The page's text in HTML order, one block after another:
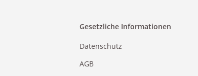
Gesetzliche Informationen
Datenschutz
AGB